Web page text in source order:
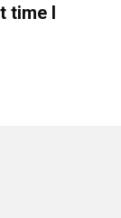
time I